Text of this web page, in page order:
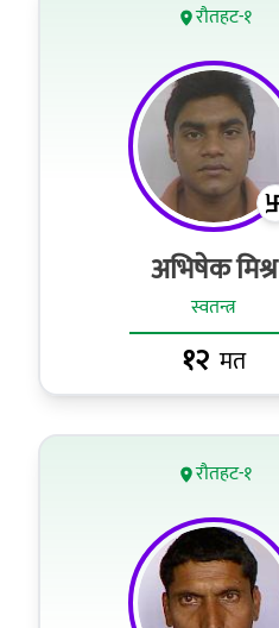
रौतहट-१
अभिषेक मिश्र
स्वतन्त्र
१२ मत
रौतहट-१